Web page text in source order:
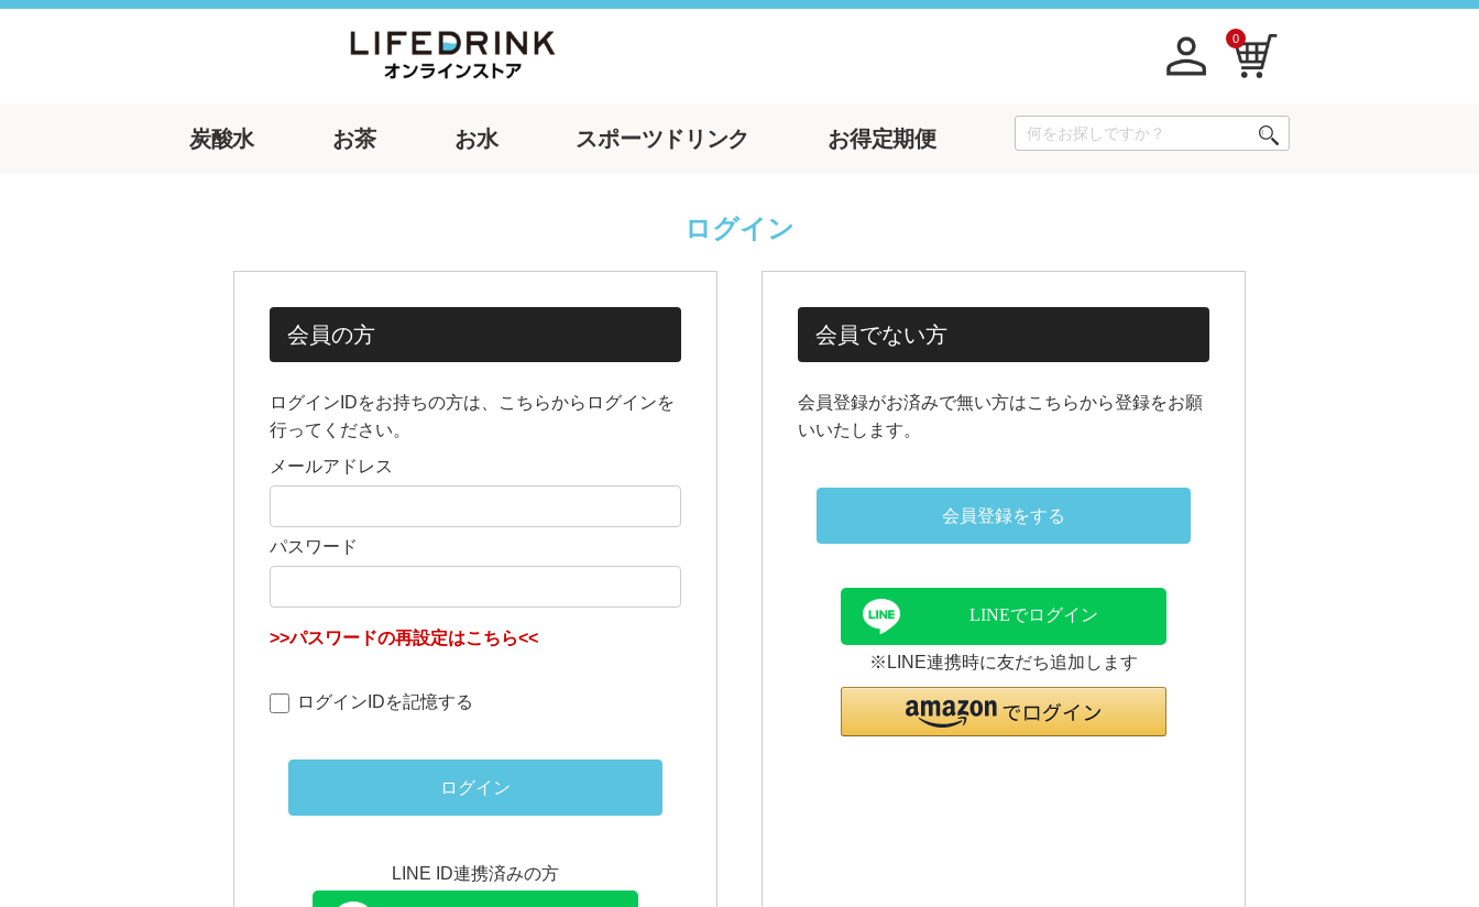
0
炭酸水 お茶 お水 スポーツ ドリンク お得定期便
ログイン
会員の方
ログインIDをお持ちの方は、こちらからログインを
行ってください。
メールアドレス
パスワード
>>パスワードの再設定はこちら<<
ログインIDを記憶する
ログイン
LINE ID連携済みの方
会員でない方
会員登録がお済みで無い方はこちらから登録をお願
いいたします。
会員登録をする
LINEでログイン
※LINE連携時に友だち追加します